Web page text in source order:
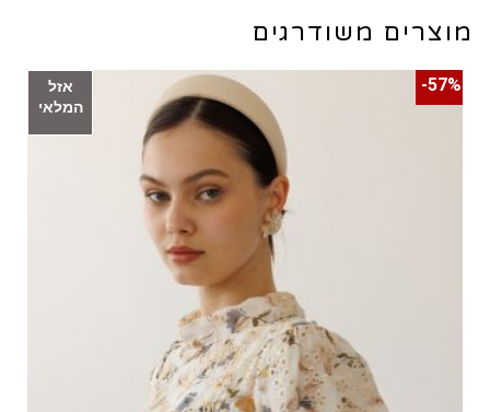
מוצרים משודרגים
אזל
המלאי
57%-